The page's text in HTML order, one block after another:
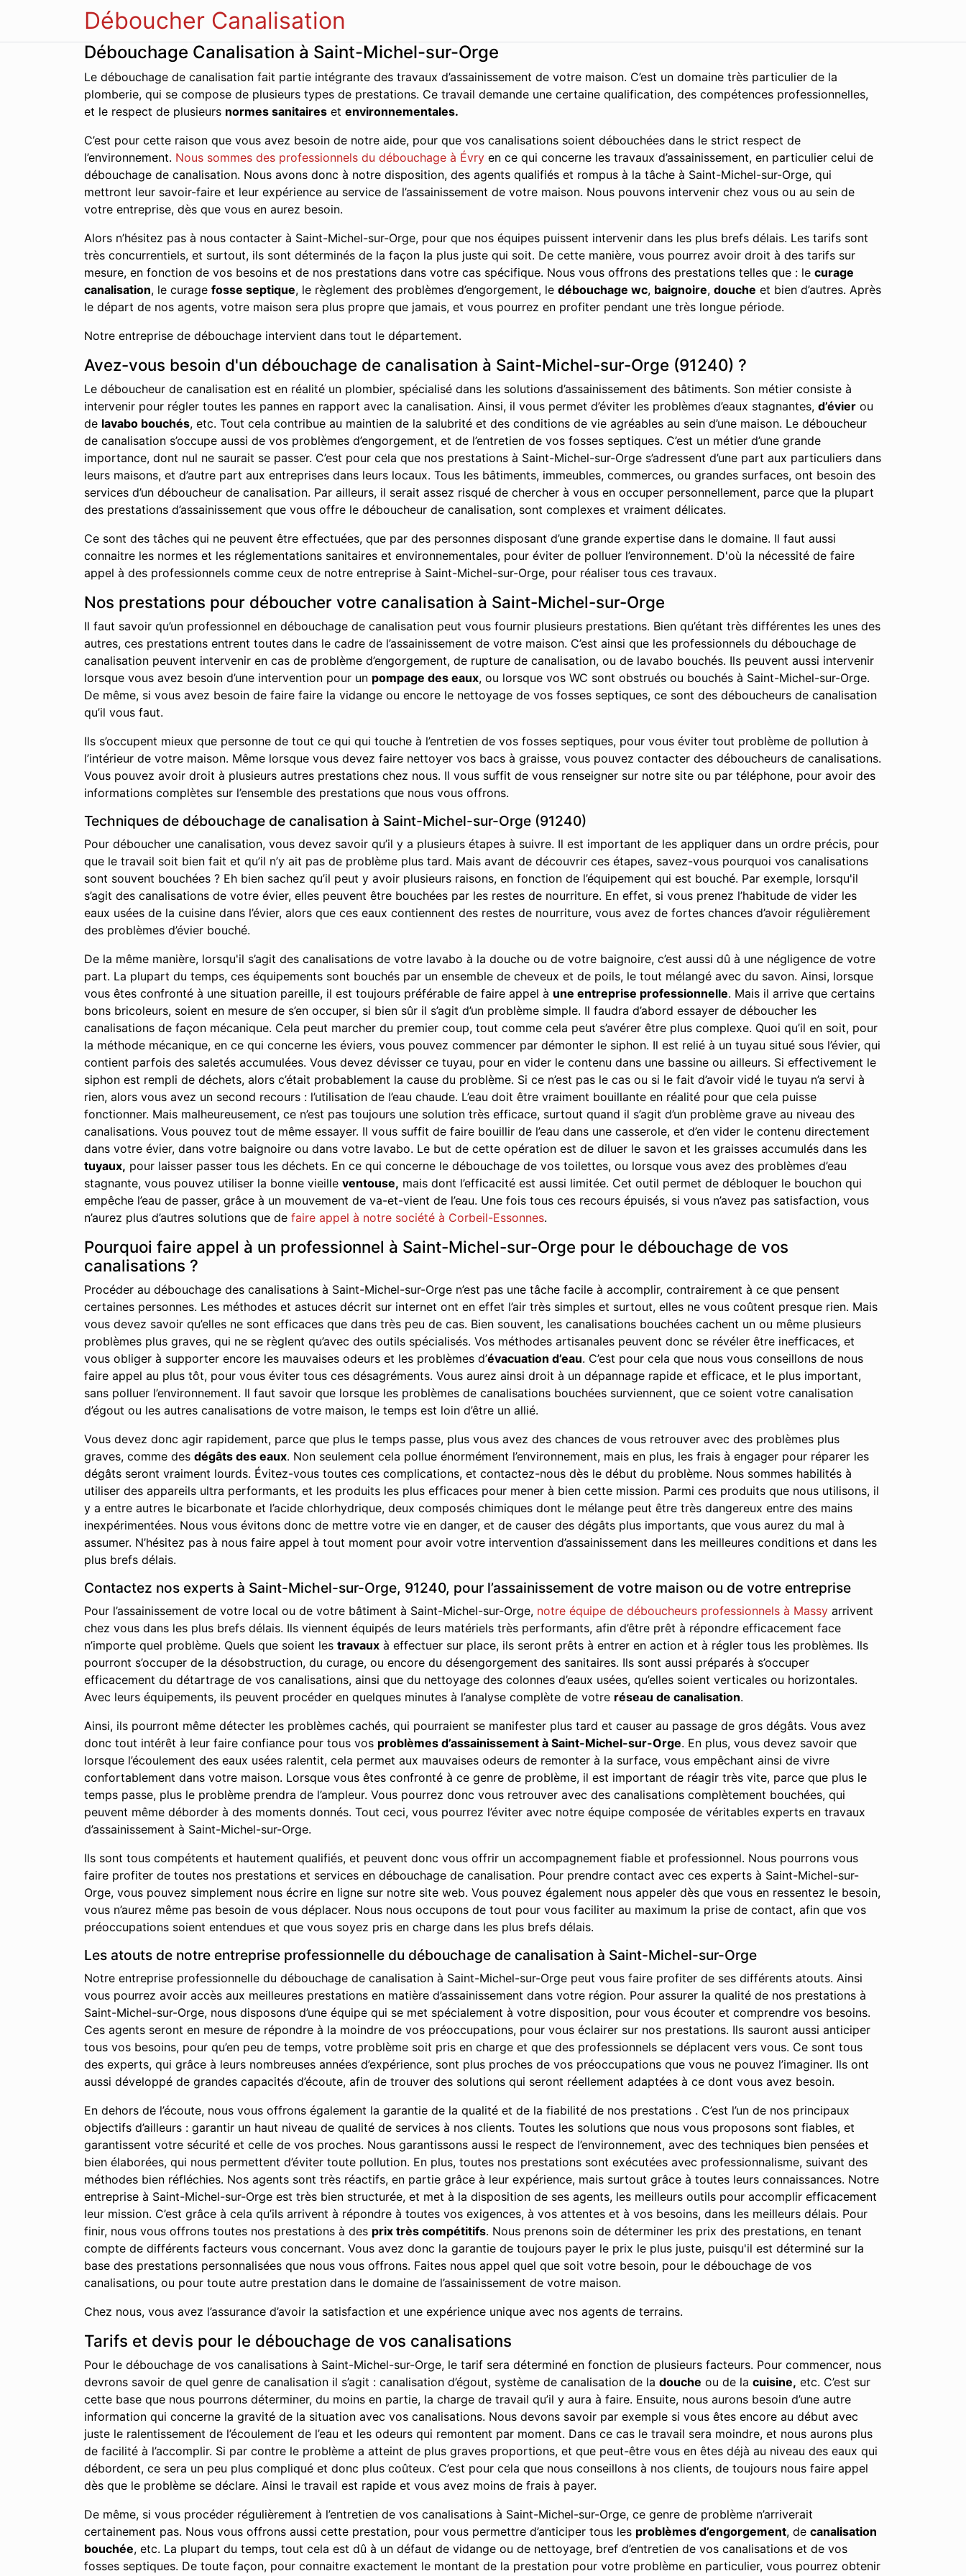
Déboucher Canalisation
Débouchage Canalisation à Saint-Michel-sur-Orge
Le débouchage de canalisation fait partie intégrante des travaux d’assainissement de votre maison. C’est un domaine très particulier de la
plomberie, qui se compose de plusieurs types de prestations. Ce travail demande une certaine qualification, des compétences professionnelles,
et le respect de plusieurs normes sanitaires et environnementales.
C’est pour cette raison que vous avez besoin de notre aide, pour que vos canalisations soient débouchées dans le strict respect de
l’environnement. Nous sommes des professionnels du débouchage à Évry en ce qui concerne les travaux d’assainissement, en particulier celui de
débouchage de canalisation. Nous avons donc à notre disposition, des agents qualifiés et rompus à la tâche à Saint-Michel-sur-Orge, qui
mettront leur savoir-faire et leur expérience au service de l’assainissement de votre maison. Nous pouvons intervenir chez vous ou au sein de
votre entreprise, dès que vous en aurez besoin.
Alors n’hésitez pas à nous contacter à Saint-Michel-sur-Orge, pour que nos équipes puissent intervenir dans les plus brefs délais. Les tarifs sont
très concurrentiels, et surtout, ils sont déterminés de la façon la plus juste qui soit. De cette manière, vous pourrez avoir droit à des tarifs sur
mesure, en fonction de vos besoins et de nos prestations dans votre cas spécifique. Nous vous offrons des prestations telles que : le curage
canalisation, le curage fosse septique, le règlement des problèmes d’engorgement, le débouchage wc, baignoire, douche et bien d’autres. Après
le départ de nos agents, votre maison sera plus propre que jamais, et vous pourrez en profiter pendant une très longue période.
Notre entreprise de débouchage intervient dans tout le département.
Avez-vous besoin d'un débouchage de canalisation à Saint-Michel-sur-Orge (91240) ?
Le déboucheur de canalisation est en réalité un plombier, spécialisé dans les solutions d’assainissement des bâtiments. Son métier consiste à
intervenir pour régler toutes les pannes en rapport avec la canalisation. Ainsi, il vous permet d’éviter les problèmes d’eaux stagnantes, d’évier ou
de lavabo bouchés, etc. Tout cela contribue au maintien de la salubrité et des conditions de vie agréables au sein d’une maison. Le déboucheur
de canalisation s’occupe aussi de vos problèmes d’engorgement, et de l’entretien de vos fosses septiques. C’est un métier d’une grande
importance, dont nul ne saurait se passer. C’est pour cela que nos prestations à Saint-Michel-sur-Orge s’adressent d’une part aux particuliers dans
leurs maisons, et d’autre part aux entreprises dans leurs locaux. Tous les bâtiments, immeubles, commerces, ou grandes surfaces, ont besoin des
services d’un déboucheur de canalisation. Par ailleurs, il serait assez risqué de chercher à vous en occuper personnellement, parce que la plupart
des prestations d’assainissement que vous offre le déboucheur de canalisation, sont complexes et vraiment délicates.
Ce sont des tâches qui ne peuvent être effectuées, que par des personnes disposant d’une grande expertise dans le domaine. Il faut aussi
connaitre les normes et les réglementations sanitaires et environnementales, pour éviter de polluer l’environnement. D'où la nécessité de faire
appel à des professionnels comme ceux de notre entreprise à Saint-Michel-sur-Orge, pour réaliser tous ces travaux.
Nos prestations pour déboucher votre canalisation à Saint-Michel-sur-Orge
Il faut savoir qu’un professionnel en débouchage de canalisation peut vous fournir plusieurs prestations. Bien qu’étant très différentes les unes des
autres, ces prestations entrent toutes dans le cadre de l’assainissement de votre maison. C’est ainsi que les professionnels du débouchage de
canalisation peuvent intervenir en cas de problème d’engorgement, de rupture de canalisation, ou de lavabo bouchés. Ils peuvent aussi intervenir
lorsque vous avez besoin d’une intervention pour un pompage des eaux, ou lorsque vos WC sont obstrués ou bouchés à Saint-Michel-sur-Orge.
De même, si vous avez besoin de faire faire la vidange ou encore le nettoyage de vos fosses septiques, ce sont des déboucheurs de canalisation
qu’il vous faut.
Ils s’occupent mieux que personne de tout ce qui qui touche à l’entretien de vos fosses septiques, pour vous éviter tout problème de pollution à
l’intérieur de votre maison. Même lorsque vous devez faire nettoyer vos bacs à graisse, vous pouvez contacter des déboucheurs de canalisations.
Vous pouvez avoir droit à plusieurs autres prestations chez nous. Il vous suffit de vous renseigner sur notre site ou par téléphone, pour avoir des
informations complètes sur l’ensemble des prestations que nous vous offrons.
Techniques de débouchage de canalisation à Saint-Michel-sur-Orge (91240)
Pour déboucher une canalisation, vous devez savoir qu’il y a plusieurs étapes à suivre. Il est important de les appliquer dans un ordre précis, pour
que le travail soit bien fait et qu’il n’y ait pas de problème plus tard. Mais avant de découvrir ces étapes, savez-vous pourquoi vos canalisations
sont souvent bouchées ? Eh bien sachez qu’il peut y avoir plusieurs raisons, en fonction de l’équipement qui est bouché. Par exemple, lorsqu'il
s’agit des canalisations de votre évier, elles peuvent être bouchées par les restes de nourriture. En effet, si vous prenez l’habitude de vider les
eaux usées de la cuisine dans l’évier, alors que ces eaux contiennent des restes de nourriture, vous avez de fortes chances d’avoir régulièrement
des problèmes d’évier bouché.
De la même manière, lorsqu'il s’agit des canalisations de votre lavabo à la douche ou de votre baignoire, c’est aussi dû à une négligence de votre
part. La plupart du temps, ces équipements sont bouchés par un ensemble de cheveux et de poils, le tout mélangé avec du savon. Ainsi, lorsque
vous êtes confronté à une situation pareille, il est toujours préférable de faire appel à une entreprise professionnelle. Mais il arrive que certains
bons bricoleurs, soient en mesure de s’en occuper, si bien sûr il s’agit d’un problème simple. Il faudra d’abord essayer de déboucher les
canalisations de façon mécanique. Cela peut marcher du premier coup, tout comme cela peut s’avérer être plus complexe. Quoi qu’il en soit, pour
la méthode mécanique, en ce qui concerne les éviers, vous pouvez commencer par démonter le siphon. Il est relié à un tuyau situé sous l’évier, qui
contient parfois des saletés accumulées. Vous devez dévisser ce tuyau, pour en vider le contenu dans une bassine ou ailleurs. Si effectivement le
siphon est rempli de déchets, alors c’était probablement la cause du problème. Si ce n’est pas le cas ou si le fait d’avoir vidé le tuyau n’a servi à
rien, alors vous avez un second recours : l’utilisation de l’eau chaude. L’eau doit être vraiment bouillante en réalité pour que cela puisse
fonctionner. Mais malheureusement, ce n’est pas toujours une solution très efficace, surtout quand il s’agit d’un problème grave au niveau des
canalisations. Vous pouvez tout de même essayer. Il vous suffit de faire bouillir de l’eau dans une casserole, et d’en vider le contenu directement
dans votre évier, dans votre baignoire ou dans votre lavabo. Le but de cette opération est de diluer le savon et les graisses accumulés dans les
tuyaux, pour laisser passer tous les déchets. En ce qui concerne le débouchage de vos toilettes, ou lorsque vous avez des problèmes d’eau
stagnante, vous pouvez utiliser la bonne vieille ventouse, mais dont l’efficacité est aussi limitée. Cet outil permet de débloquer le bouchon qui
empêche l’eau de passer, grâce à un mouvement de va-et-vient de l’eau. Une fois tous ces recours épuisés, si vous n’avez pas satisfaction, vous
n’aurez plus d’autres solutions que de faire appel à notre société à Corbeil-Essonnes.
Pourquoi faire appel à un professionnel à Saint-Michel-sur-Orge pour le débouchage de vos
canalisations ?
Procéder au débouchage des canalisations à Saint-Michel-sur-Orge n’est pas une tâche facile à accomplir, contrairement à ce que pensent
certaines personnes. Les méthodes et astuces décrit sur internet ont en effet l’air très simples et surtout, elles ne vous coûtent presque rien. Mais
vous devez savoir qu’elles ne sont efficaces que dans très peu de cas. Bien souvent, les canalisations bouchées cachent un ou même plusieurs
problèmes plus graves, qui ne se règlent qu’avec des outils spécialisés. Vos méthodes artisanales peuvent donc se révéler être inefficaces, et
vous obliger à supporter encore les mauvaises odeurs et les problèmes d’évacuation d’eau. C’est pour cela que nous vous conseillons de nous
faire appel au plus tôt, pour vous éviter tous ces désagréments. Vous aurez ainsi droit à un dépannage rapide et efficace, et le plus important,
sans polluer l’environnement. Il faut savoir que lorsque les problèmes de canalisations bouchées surviennent, que ce soient votre canalisation
d’égout ou les autres canalisations de votre maison, le temps est loin d’être un allié.
Vous devez donc agir rapidement, parce que plus le temps passe, plus vous avez des chances de vous retrouver avec des problèmes plus
graves, comme des dégâts des eaux. Non seulement cela pollue énormément l’environnement, mais en plus, les frais à engager pour réparer les
dégâts seront vraiment lourds. Évitez-vous toutes ces complications, et contactez-nous dès le début du problème. Nous sommes habilités à
utiliser des appareils ultra performants, et les produits les plus efficaces pour mener à bien cette mission. Parmi ces produits que nous utilisons, il
y a entre autres le bicarbonate et l’acide chlorhydrique, deux composés chimiques dont le mélange peut être très dangereux entre des mains
inexpérimentées. Nous vous évitons donc de mettre votre vie en danger, et de causer des dégâts plus importants, que vous aurez du mal à
assumer. N’hésitez pas à nous faire appel à tout moment pour avoir votre intervention d’assainissement dans les meilleures conditions et dans les
plus brefs délais.
Contactez nos experts à Saint-Michel-sur-Orge, 91240, pour l’assainissement de votre maison ou de votre entreprise
Pour l’assainissement de votre local ou de votre bâtiment à Saint-Michel-sur-Orge, notre équipe de déboucheurs professionnels à Massy arrivent
chez vous dans les plus brefs délais. Ils viennent équipés de leurs matériels très performants, afin d’être prêt à répondre efficacement face
n’importe quel problème. Quels que soient les travaux à effectuer sur place, ils seront prêts à entrer en action et à régler tous les problèmes. Ils
pourront s’occuper de la désobstruction, du curage, ou encore du désengorgement des sanitaires. Ils sont aussi préparés à s’occuper
efficacement du détartrage de vos canalisations, ainsi que du nettoyage des colonnes d’eaux usées, qu’elles soient verticales ou horizontales.
Avec leurs équipements, ils peuvent procéder en quelques minutes à l’analyse complète de votre réseau de canalisation.
Ainsi, ils pourront même détecter les problèmes cachés, qui pourraient se manifester plus tard et causer au passage de gros dégâts. Vous avez
donc tout intérêt à leur faire confiance pour tous vos problèmes d’assainissement à Saint-Michel-sur-Orge. En plus, vous devez savoir que
lorsque l’écoulement des eaux usées ralentit, cela permet aux mauvaises odeurs de remonter à la surface, vous empêchant ainsi de vivre
confortablement dans votre maison. Lorsque vous êtes confronté à ce genre de problème, il est important de réagir très vite, parce que plus le
temps passe, plus le problème prendra de l’ampleur. Vous pourrez donc vous retrouver avec des canalisations complètement bouchées, qui
peuvent même déborder à des moments donnés. Tout ceci, vous pourrez l’éviter avec notre équipe composée de véritables experts en travaux
d’assainissement à Saint-Michel-sur-Orge.
Ils sont tous compétents et hautement qualifiés, et peuvent donc vous offrir un accompagnement fiable et professionnel. Nous pourrons vous
faire profiter de toutes nos prestations et services en débouchage de canalisation. Pour prendre contact avec ces experts à Saint-Michel-sur-
Orge, vous pouvez simplement nous écrire en ligne sur notre site web. Vous pouvez également nous appeler dès que vous en ressentez le besoin,
vous n’aurez même pas besoin de vous déplacer. Nous nous occupons de tout pour vous faciliter au maximum la prise de contact, afin que vos
préoccupations soient entendues et que vous soyez pris en charge dans les plus brefs délais.
Les atouts de notre entreprise professionnelle du débouchage de canalisation à Saint-Michel-sur-Orge
Notre entreprise professionnelle du débouchage de canalisation à Saint-Michel-sur-Orge peut vous faire profiter de ses différents atouts. Ainsi
vous pourrez avoir accès aux meilleures prestations en matière d’assainissement dans votre région. Pour assurer la qualité de nos prestations à
Saint-Michel-sur-Orge, nous disposons d’une équipe qui se met spécialement à votre disposition, pour vous écouter et comprendre vos besoins.
Ces agents seront en mesure de répondre à la moindre de vos préoccupations, pour vous éclairer sur nos prestations. Ils sauront aussi anticiper
tous vos besoins, pour qu’en peu de temps, votre problème soit pris en charge et que des professionnels se déplacent vers vous. Ce sont tous
des experts, qui grâce à leurs nombreuses années d’expérience, sont plus proches de vos préoccupations que vous ne pouvez l’imaginer. Ils ont
aussi développé de grandes capacités d’écoute, afin de trouver des solutions qui seront réellement adaptées à ce dont vous avez besoin.
En dehors de l’écoute, nous vous offrons également la garantie de la qualité et de la fiabilité de nos prestations . C’est l’un de nos principaux
objectifs d’ailleurs : garantir un haut niveau de qualité de services à nos clients. Toutes les solutions que nous vous proposons sont fiables, et
garantissent votre sécurité et celle de vos proches. Nous garantissons aussi le respect de l’environnement, avec des techniques bien pensées et
bien élaborées, qui nous permettent d’éviter toute pollution. En plus, toutes nos prestations sont exécutées avec professionnalisme, suivant des
méthodes bien réfléchies. Nos agents sont très réactifs, en partie grâce à leur expérience, mais surtout grâce à toutes leurs connaissances. Notre
entreprise à Saint-Michel-sur-Orge est très bien structurée, et met à la disposition de ses agents, les meilleurs outils pour accomplir efficacement
leur mission. C’est grâce à cela qu’ils arrivent à répondre à toutes vos exigences, à vos attentes et à vos besoins, dans les meilleurs délais. Pour
finir, nous vous offrons toutes nos prestations à des prix très compétitifs. Nous prenons soin de déterminer les prix des prestations, en tenant
compte de différents facteurs vous concernant. Vous avez donc la garantie de toujours payer le prix le plus juste, puisqu'il est déterminé sur la
base des prestations personnalisées que nous vous offrons. Faites nous appel quel que soit votre besoin, pour le débouchage de vos
canalisations, ou pour toute autre prestation dans le domaine de l’assainissement de votre maison.
Chez nous, vous avez l’assurance d’avoir la satisfaction et une expérience unique avec nos agents de terrains.
Tarifs et devis pour le débouchage de vos canalisations
Pour le débouchage de vos canalisations à Saint-Michel-sur-Orge, le tarif sera déterminé en fonction de plusieurs facteurs. Pour commencer, nous
devrons savoir de quel genre de canalisation il s’agit : canalisation d’égout, système de canalisation de la douche ou de la cuisine, etc. C’est sur
cette base que nous pourrons déterminer, du moins en partie, la charge de travail qu’il y aura à faire. Ensuite, nous aurons besoin d’une autre
information qui concerne la gravité de la situation avec vos canalisations. Nous devons savoir par exemple si vous êtes encore au début avec
juste le ralentissement de l’écoulement de l’eau et les odeurs qui remontent par moment. Dans ce cas le travail sera moindre, et nous aurons plus
de facilité à l’accomplir. Si par contre le problème a atteint de plus graves proportions, et que peut-être vous en êtes déjà au niveau des eaux qui
débordent, ce sera un peu plus compliqué et donc plus coûteux. C’est pour cela que nous conseillons à nos clients, de toujours nous faire appel
dès que le problème se déclare. Ainsi le travail est rapide et vous avez moins de frais à payer.
De même, si vous procéder régulièrement à l’entretien de vos canalisations à Saint-Michel-sur-Orge, ce genre de problème n’arriverait
certainement pas. Nous vous offrons aussi cette prestation, pour vous permettre d’anticiper tous les problèmes d’engorgement, de canalisation
bouchée, etc. La plupart du temps, tout cela est dû à un défaut de vidange ou de nettoyage, bref d’entretien de vos canalisations et de vos
fosses septiques. De toute façon, pour connaitre exactement le montant de la prestation pour votre problème en particulier, vous pourrez obtenir